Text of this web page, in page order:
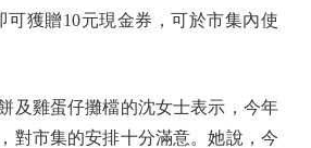
可獲贈10元現金券，可於市集內使
雞蛋仔攤檔的沈女士表示，今年
對市集的安排十分滿意。她說，今